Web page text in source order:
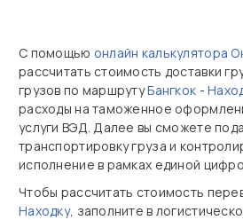
С помощью онлайн калькулятора
рассчитать стоимость доставки
грузов по маршрутуБангкок -
расходы на таможенное
услуги ВЭД. Далее вы сможете
транспортировку груза и
исполнение в рамках единой
Чтобы рассчитать стоимость
Находку, заполните в